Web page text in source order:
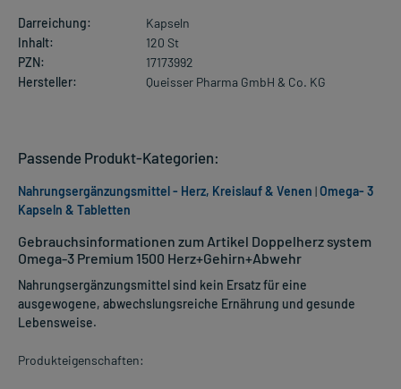
Darreichung:
Kapseln
Inhalt:
120 St
PZN:
17173992
Hersteller:
Queisser Pharma GmbH & Co. KG
Gebrauchsinformationen zum Artikel Doppelherz system
Omega-3 Premium 1500 Herz+Gehirn+Abwehr
Nahrungsergänzungsmittel sind kein Ersatz für eine
ausgewogene, abwechslungsreiche Ernährung und gesunde
Lebensweise.
Produkteigenschaften:
Passende Produkt-Kategorien:
Nahrungsergänzungsmittel - Herz, Kreislauf & Venen |Omega- 3
Kapseln & Tabletten